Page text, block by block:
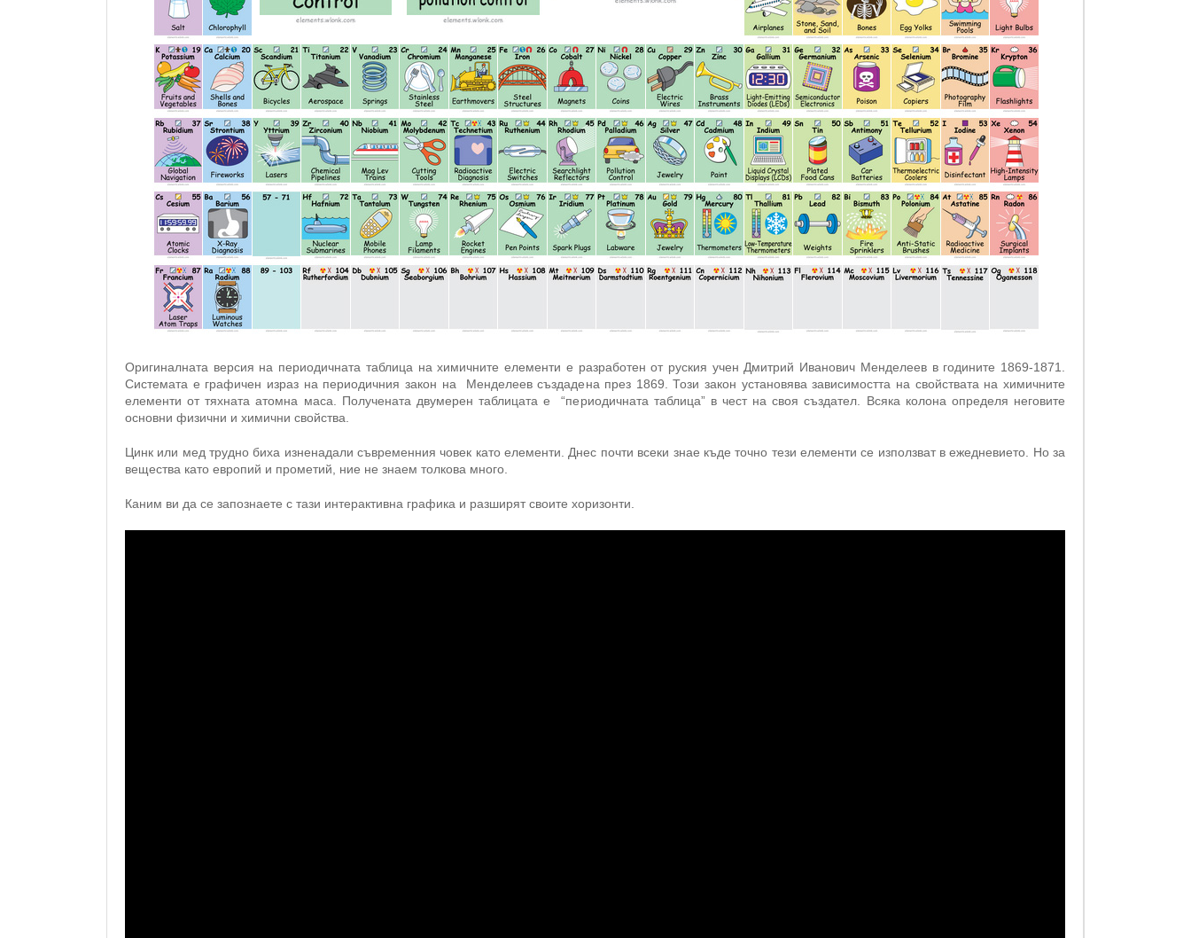
Оригиналната версия на периодичната таблица на химичните елементи е разработен от руския учен Дмитрий Иванович Менделеев в годините 1869-1871.
Системата е графичен израз на периодичния закон на Менделеев създадена през 1869. Този закон установява зависимостта на свойствата на химичните
елементи от тяхната атомна маса. Получената двумерен таблицата е “периодичната таблица” в чест на своя създател. Всяка колона определя неговите
основни физични и химични свойства.
Цинк или мед трудно биха изненадали съвременния човек като елементи. Днес почти всеки знае къде точно тези елементи се използват в ежедневието. Но за
вещества като европий и прометий, ние не знаем толкова много.
Каним ви да се запознаете с тази интерактивна графика и разширят своите хоризонти.